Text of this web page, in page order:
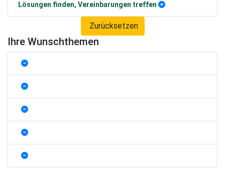
Lösungen finden, Vereinbarungen treffen
Zurücksetzen
Ihre Wunschthemen